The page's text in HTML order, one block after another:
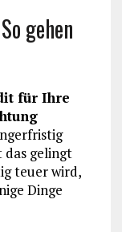
gehen
für Ihre
das gelingt
teuer wird,
Dinge